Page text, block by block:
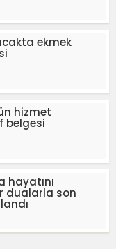
ekmek
hizmet
belgesi
hayatını
dualarla son